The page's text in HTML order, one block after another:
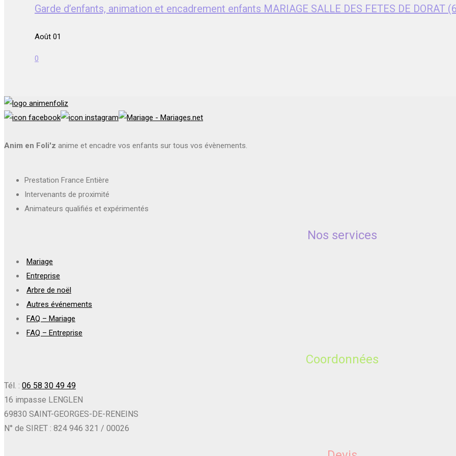
Garde d’enfants, animation et encadrement enfants MARIAGE SALLE DES FETES DE DORAT
Août 01
0
Anim en Foli'z anime et encadre vos enfants sur tous vos évènements.
Prestation France Entière
Intervenants de proximité
Animateurs qualifiés et expérimentés
Nos services
Mariage
Entreprise
Arbre de noël
Autres événements
FAQ – Mariage
FAQ – Entreprise
Coordonnées
Tél. : 06 58 30 49 49
16 impasse LENGLEN
69830 SAINT-GEORGES-DE-RENEINS
N° de SIRET : 824 946 321 / 00026